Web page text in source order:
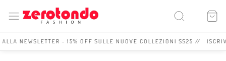
NEWSLETTER - 15% OFF SULLE NUOVE COLLEZIONI SS25 //